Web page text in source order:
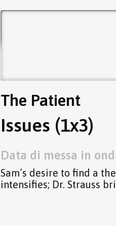
The Patient
Issues (1x3)
Data di messa in
Sam’s desire to find a
intensifies; Dr. Strauss